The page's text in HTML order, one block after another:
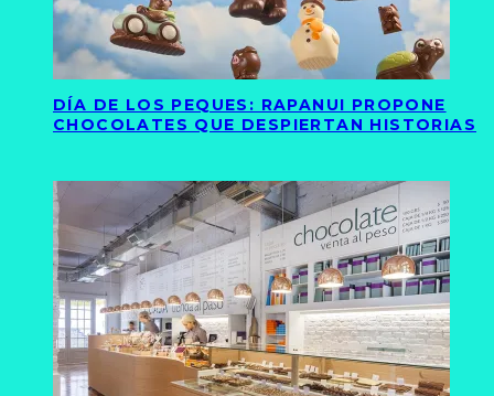
DÍA DE LOS PEQUES: RAPANUI PROPONE
CHOCOLATES QUE DESPIERTAN HISTORIAS